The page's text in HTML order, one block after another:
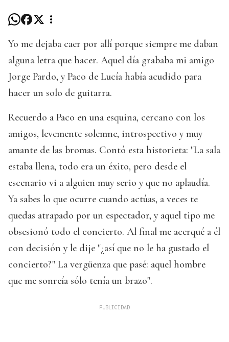
Yo me dejaba caer por allí porque siempre me daban
alguna letra que hacer. Aquel día grababa mi amigo
Jorge Pardo, y Paco de Lucía había acudido para
hacer un solo de guitarra.
Recuerdo a Paco en una esquina, cercano con los
amigos, levemente solemne, introspectivo y muy
amante de las bromas. Contó esta historieta: "La sala
estaba llena, todo era un éxito, pero desde el
escenario vi a alguien muy serio y que no aplaudía.
Ya sabes lo que ocurre cuando actúas, a veces te
quedas atrapado por un espectador, y aquel tipo me
obsesionó todo el concierto. Al final me acerqué a él
con decisión y le dije "¿así que no le ha gustado el
concierto?" La vergüenza que pasé: aquel hombre
que me sonreía sólo tenía un brazo".